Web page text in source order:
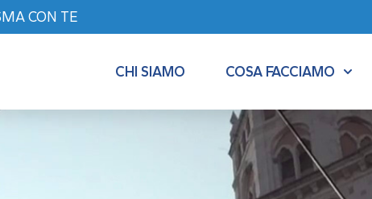
CON TE
CHI SIAMO COSA FACCIAMO